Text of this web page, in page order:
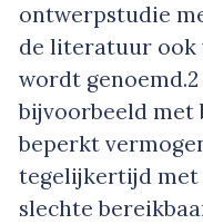
ontwerpstudie
de literatuur ook
wordt genoemd.2
bijvoorbeeld met
beperkt
tegelijkertijd met
slechte